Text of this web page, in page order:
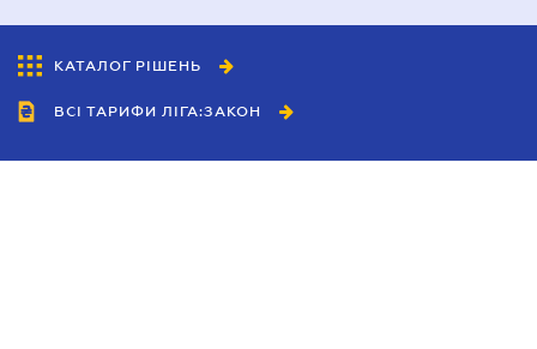
КАТАЛОГ РІШЕНЬ
ВСІ ТАРИФИ ЛІГА:ЗАКОН